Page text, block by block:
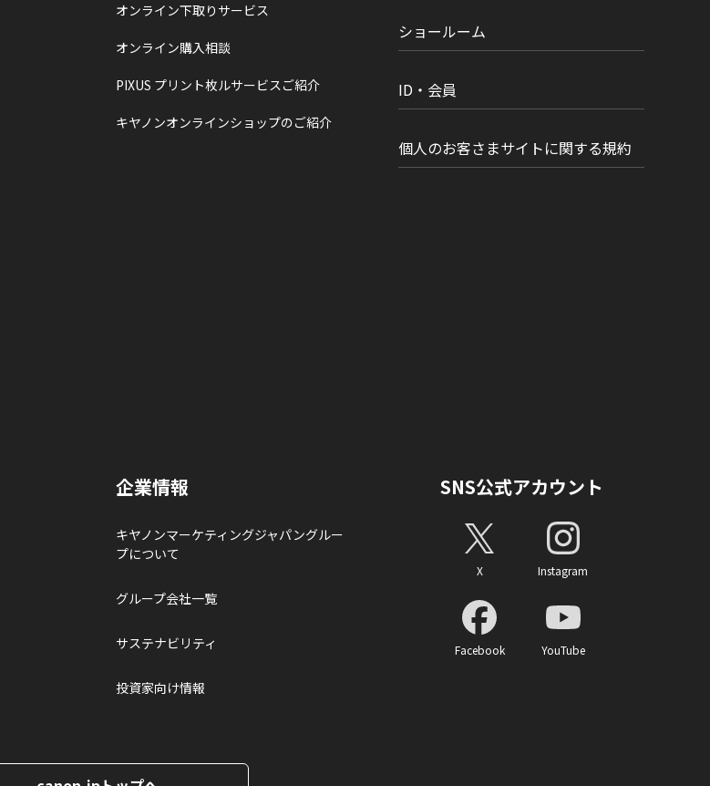
オンライン下取りサービス
オンライン購入相談
PIXUS プリント枚ルサービスご紹介
キヤノンオンラインショップのご紹介
ショールーム
ID・会員
個人のお客さまサイトに関する規約
企業情報
キヤノンマーケティングジャパングルー
プについて
グループ会社一覧
サステナビリティ
投資家向け情報
SNS公式アカウント
X Instagram
Facebook YouTube